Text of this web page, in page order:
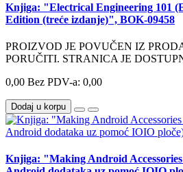
Knjiga: "Electrical Engineering 101
Edition (treće izdanje)", BOK-09458
PROIZVOD JE POVUČEN IZ
PORUČITI. STRANICA JE
0,00 Bez PDV-a: 0,00
Dodaj u korpu
Knjiga: "Making Android